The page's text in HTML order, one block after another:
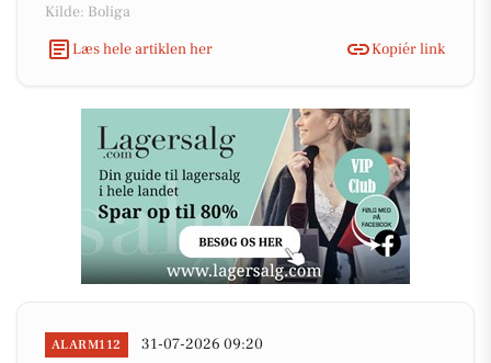
Kilde: Boliga
Læs hele artiklen her
Kopiér link
ALARM112 31-07-2026 09:20